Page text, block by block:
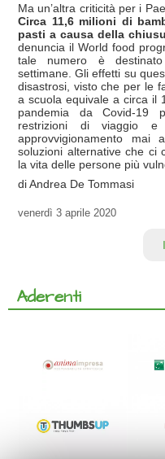
Ma un’altra criticità per i
Circa 11,6 milioni di
pasti a causa della
denuncia il World food
tale numero è
settimane. Gli effetti su
disastrosi, visto che per le
a scuola equivale a circa il
pandemia da Covid-19
restrizioni di viaggio e
approvvigionamento mai
soluzioni alternative che ci
la vita delle persone più
di Andrea De Tommasi
venerdì 3 aprile 2020
Aderenti